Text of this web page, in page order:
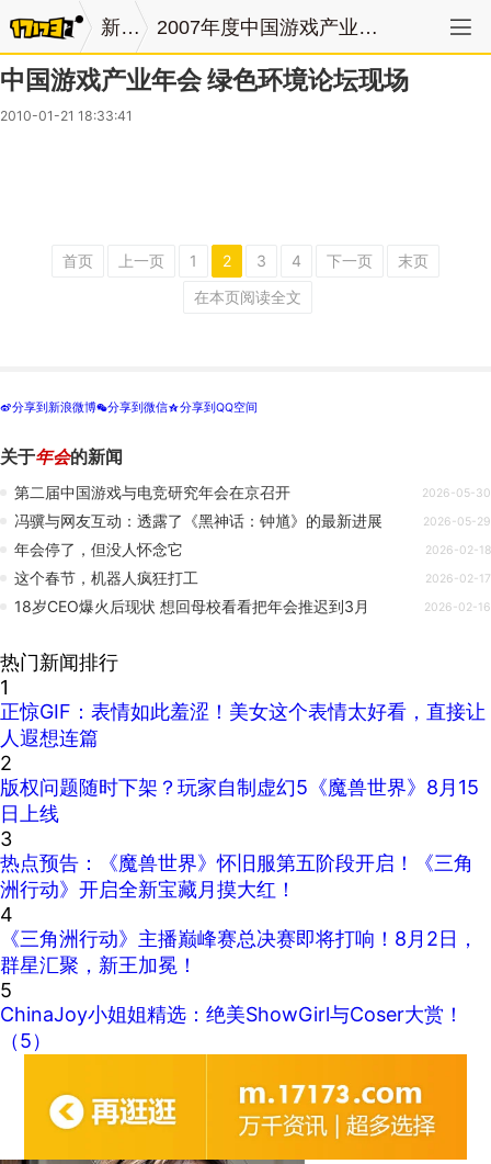
新闻 2007年度中国游戏产业年会
中国游戏产业年会 绿色环境论坛现场
2010-01-21 18:33:41
首页 上一页 1 2 3 4 下一页
末页
在本页阅读全文
t分享到新浪微博w分享到微信z分享到QQ空间
关于年会的新闻
第二届中国游戏与电竞研究年会在京召开 2026-05-30
冯骥与网友互动：透露了《黑神话：钟馗》的最新进展 2026-05-29
年会停了，但没人怀念它 2026-02-18
这个春节，机器人疯狂打工 2026-02-17
18岁CEO爆火后现状 想回母校看看把年会推迟到3月 2026-02-16
热门新闻排行
1
正惊GIF：表情如此羞涩！美女这个表情太好看，直接让
人遐想连篇
2
版权问题随时下架？玩家自制虚幻5《魔兽世界》8月15
日上线
3
热点预告：《魔兽世界》怀旧服第五阶段开启！《三角
洲行动》开启全新宝藏月摸大红！
4
《三角洲行动》主播巅峰赛总决赛即将打响！8月2日，
群星汇聚，新王加冕！
5
ChinaJoy小姐姐精选：绝美ShowGirl与Coser大赏！
（5）